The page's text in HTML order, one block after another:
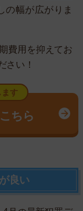
の幅が広がりま
費用を抑えてお
さい！
す
ちら
良い